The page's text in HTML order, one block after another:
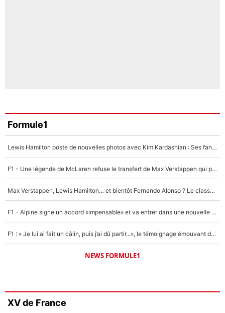
Formule1
Lewis Hamilton poste de nouvelles photos avec Kim Kardashian : Ses fans le voient déjà redevenir champion du monde de F1 grâce à elle !
F1 - Une légende de McLaren refuse le transfert de Max Verstappen qui pourrait «faire des vagues» et plomber l'ambiance dans l'équipe
Max Verstappen, Lewis Hamilton… et bientôt Fernando Alonso ? Le classement des pilotes les mieux payés en Formule 1 risque de changer !
F1 - Alpine signe un accord «impensable» et va entrer dans une nouvelle dimension : Grande nouvelle pour Pierre Gasly !
F1 : « Je lui ai fait un câlin, puis j’ai dû partir...», le témoignage émouvant de Max Verstappen sur sa fille
NEWS FORMULE1
XV de France